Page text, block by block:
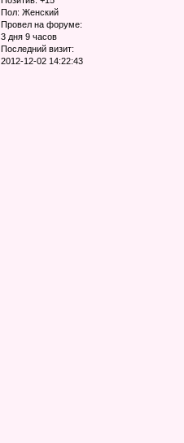
Пол: Женский
Провел на форуме:
3 дня 9 часов
Последний визит:
2012-12-02 14:22:43